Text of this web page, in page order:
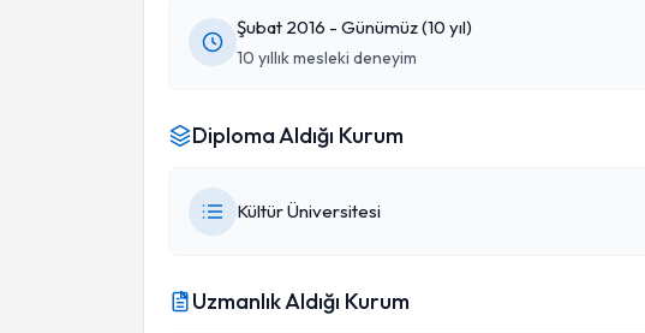
Şubat 2016 - Günümüz (10 yıl)
10 yıllık mesleki deneyim
Diploma Aldığı Kurum
Kültür Üniversitesi
Uzmanlık Aldığı Kurum